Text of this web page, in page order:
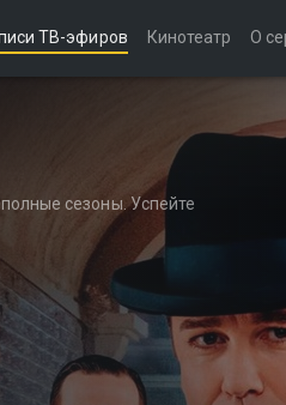
ТВ-эфиров Кинотеатр О
сезоны. Успейте